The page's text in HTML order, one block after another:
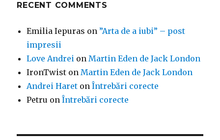
RECENT COMMENTS
Emilia Iepuras on ”Arta de a iubi” – post
impresii
Love Andrei onMartin Eden de Jack London
IronTwist onMartin Eden de Jack London
Andrei Haret onÎntrebări corecte
Petru onÎntrebări corecte